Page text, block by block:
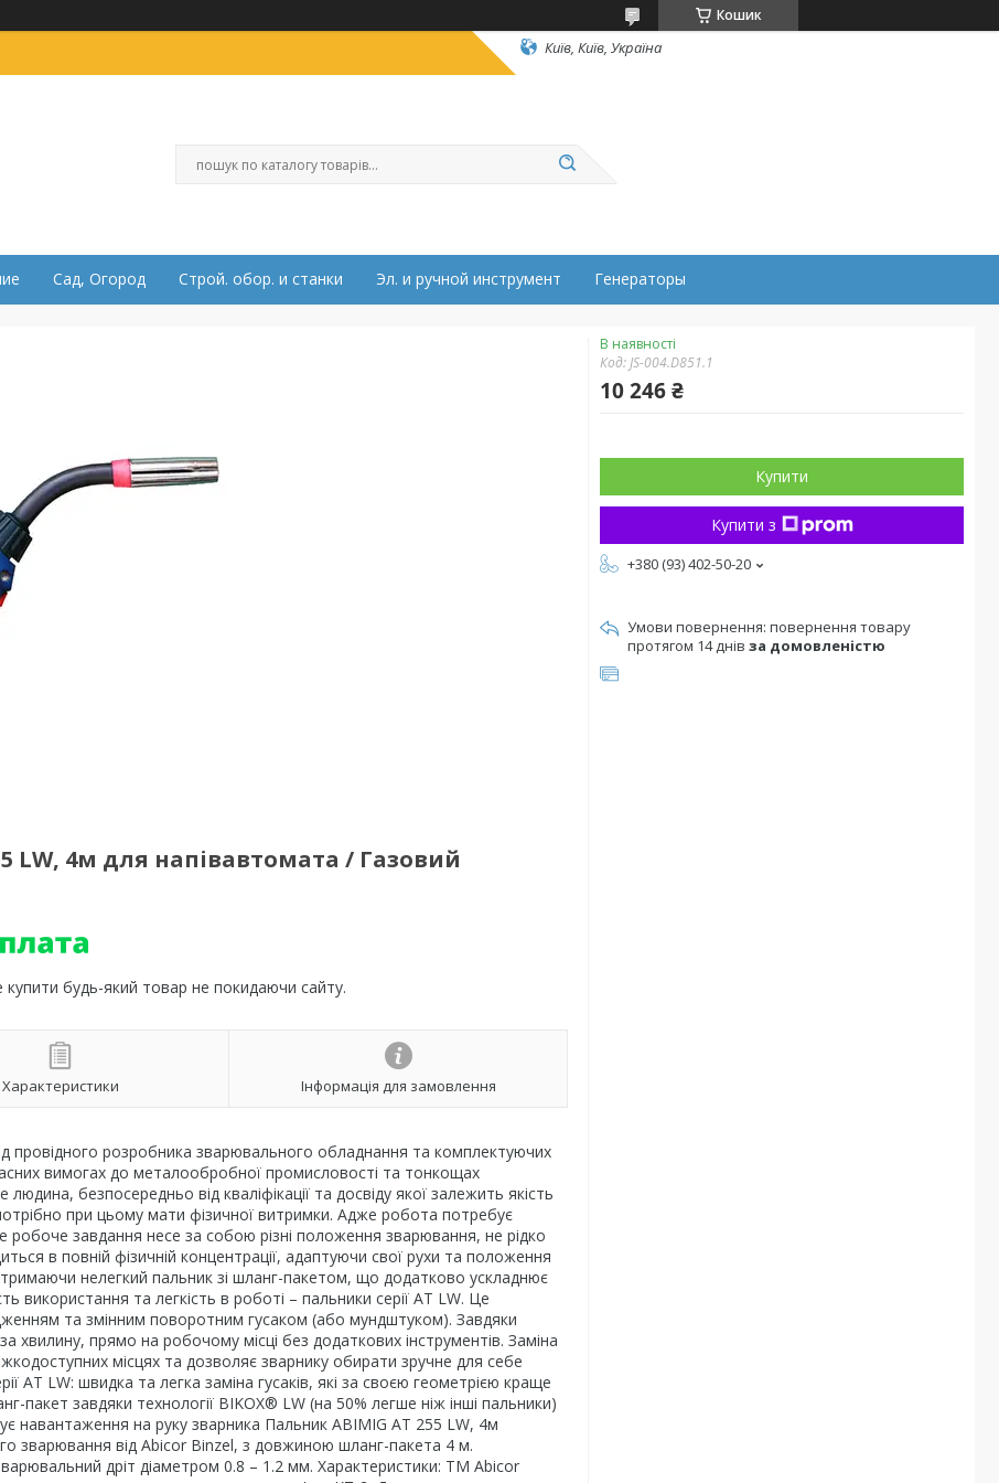
Кошик
Київ, Київ, Україна
Сад, Огород Строй. обор. и станки Эл. и ручной инструмент Генераторы
LW, 4м для напівавтомата / Газовий
купити будь-який товар не покидаючи сайту.
Характеристики Інформація для замовлення
провідного розробника зварювального обладнання та комплектуючих
вимогах до металообробної промисловості та тонкощах
безпосередньо від кваліфікації та досвіду якої залежить якість
при цьому мати фізичної витримки. Адже робота потребує
завдання несе за собою різні положення зварювання, не рідко
в повній фізичній концентрації, адаптуючи свої рухи та положення
нелегкий пальник зі шланг-пакетом, що додатково ускладнює
використання та легкість в роботі – пальники серії AT LW. Це
та змінним поворотним гусаком (або мундштуком). Завдяки
прямо на робочому місці без додаткових інструментів. Заміна
місцях та дозволяє зварнику обирати зручне для себе
AT LW: швидка та легка заміна гусаків, які за своєю геометрією краще
пакет завдяки технології BIKOX® LW (на 50% легше ніж інші пальники)
навантаження на руку зварника Пальник ABIMIG AТ 255 LW, 4м
зварювання від Abicor Binzel, з довжиною шланг-пакета 4 м.
дріт діаметром 0.8 – 1.2 мм. Характеристики: ТМ Abicor
В наявності
Код:JS-004.D851.1
10 246 ₴
Купити
Купити з
+380 (93) 402-50-20
повернення товару
протягом 14 днів за домовленістю